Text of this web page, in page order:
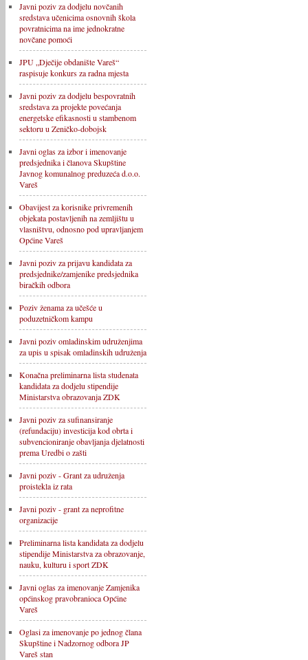
Javni poziv za dodjelu novčanih
sredstava učenicima osnovnih škola
povratnicima na ime jednokratne
novčane pomoći
JPU „Dječije obdanište Vareš“
raspisuje konkurs za radna mjesta
Javni poziv za dodjelu bespovratnih
sredstava za projekte povećanja
energetske efikasnosti u stambenom
sektoru u Zeničko-dobojsk
Javni oglas za izbor i imenovanje
predsjednika i članova Skupštine
Javnog komunalnog preduzeća d.o.o.
Vareš
Obavijest za korisnike privremenih
objekata postavljenih na zemljištu u
vlasništvu, odnosno pod upravljanjem
Općine Vareš
Javni poziv za prijavu kandidata za
predsjednike/zamjenike predsjednika
biračkih odbora
Poziv ženama za učešće u
poduzetničkom kampu
Javni poziv omladinskim udruženjima
za upis u spisak omladinskih udruženja
Konačna preliminarna lista studenata
kandidata za dodjelu stipendije
Ministarstva obrazovanja ZDK
Javni poziv za sufinansiranje
(refundaciju) investicija kod obrta i
subvencioniranje obavljanja djelatnosti
prema Uredbi o zašti
Javni poziv - Grant za udruženja
proistekla iz rata
Javni poziv - grant za neprofitne
organizacije
Preliminarna lista kandidata za dodjelu
stipendije Ministarstva za obrazovanje,
nauku, kulturu i sport ZDK
Javni oglas za imenovanje Zamjenika
općinskog pravobranioca Općine
Vareš
Oglasi za imenovanje po jednog člana
Skupštine i Nadzornog odbora JP
Vareš stan